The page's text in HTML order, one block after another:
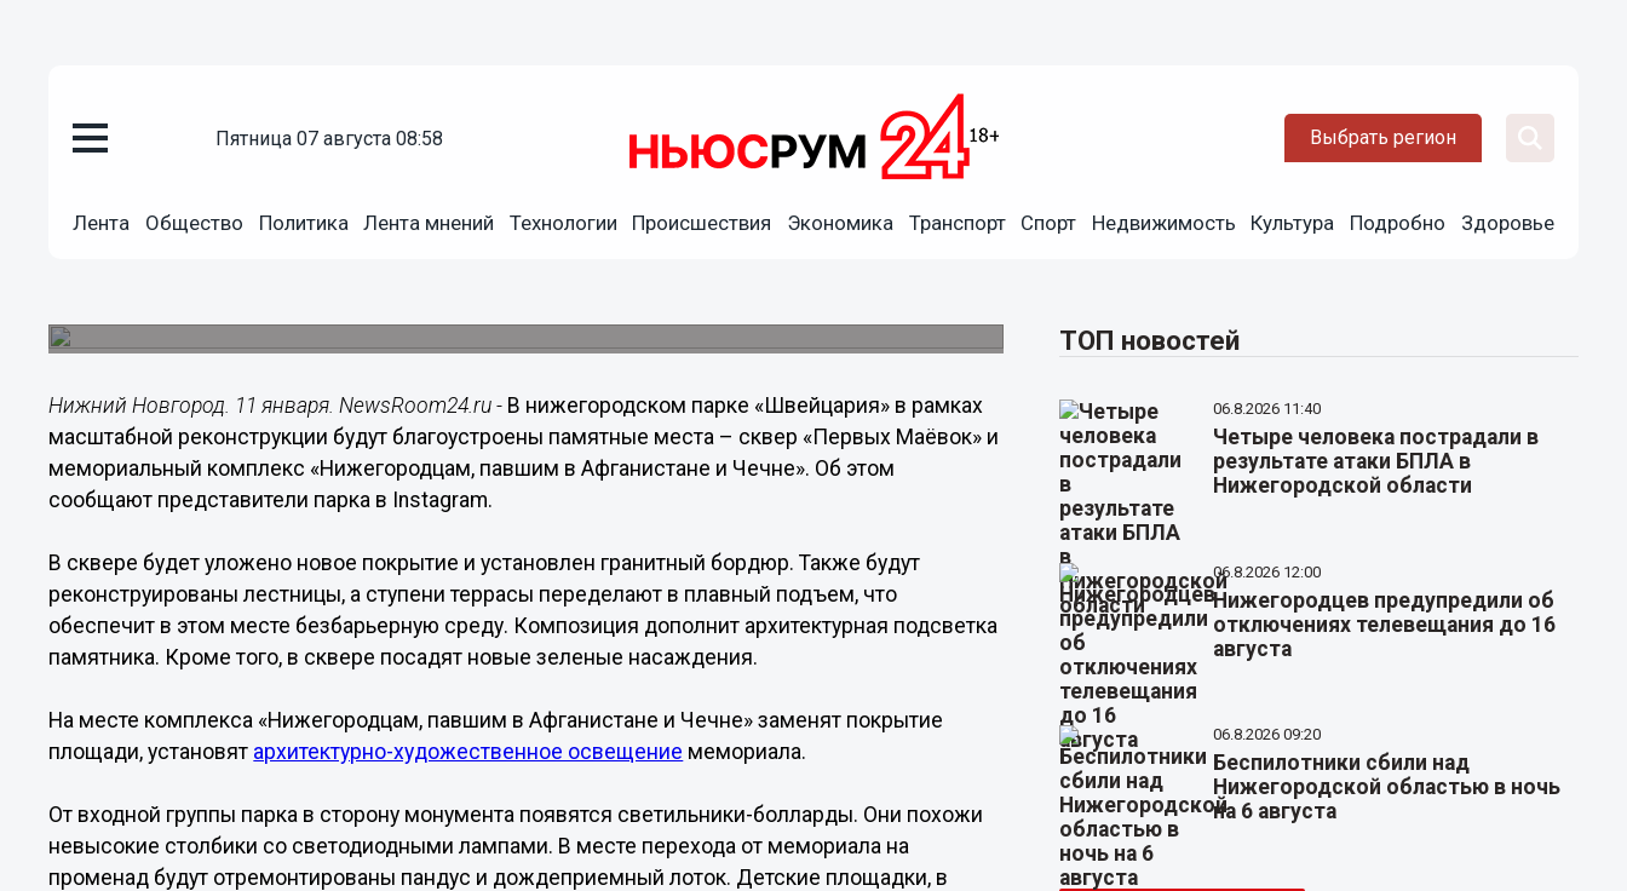
пятница 07 августа 08:58 Выбрать регион
Лента Общество Политика Лента мнений Технологии Происшествия Экономика Транспорт Спорт Недвижимость Культура Подробно Здоровье
Сквер «Первых Маёвок» и мемориальный комплекс
Нижний Новгород. 11 января. NewsRoom24.ru - В нижегородском парке «Швейцария» в рамках
масштабной реконструкции будут благоустроены памятные места – сквер «Первых Маёвок» и
мемориальный комплекс «Нижегородцам, павшим в Афганистане и Чечне». Об этом
сообщают представители парка в Instagram.
В сквере будет уложено новое покрытие и установлен гранитный бордюр. Также будут
реконструированы лестницы, а ступени террасы переделают в плавный подъем, что
обеспечит в этом месте безбарьерную среду. Композиция дополнит архитектурная подсветка
памятника. Кроме того, в сквере посадят новые зеленые насаждения.
На месте комплекса «Нижегородцам, павшим в Афганистане и Чечне» заменят покрытие
площади, установят архитектурно-художественное освещение мемориала.
От входной группы парка в сторону монумента появятся светильники-болларды. Они похожи
невысокие столбики со светодиодными лампами. В месте перехода от мемориала на
променад будут отремонтированы пандус и дождеприемный лоток. Детские площадки, в
ТОП новостей
06.8.2026 11:40
Четыре человека пострадали в
результате атаки БПЛА в
Нижегородской области
06.8.2026 12:00
Нижегородцев предупредили об
отключениях телевещания до 16
августа
06.8.2026 09:20
Беспилотники сбили над
Нижегородской областью в ночь
на 6 августа